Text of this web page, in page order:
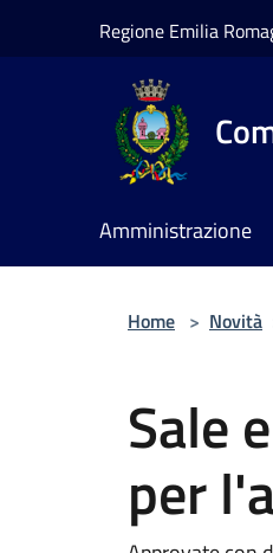
Regione Emilia
Amministrazione
Home > Novità
Sale
per